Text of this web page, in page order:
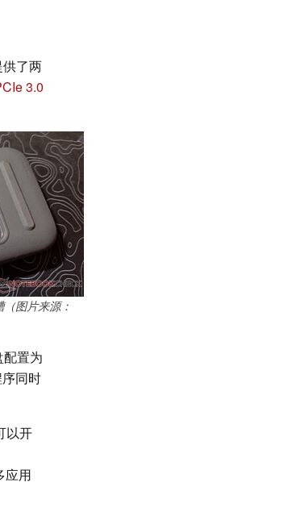
了两
3.0
图片来源：
置为
同时
以开
应用